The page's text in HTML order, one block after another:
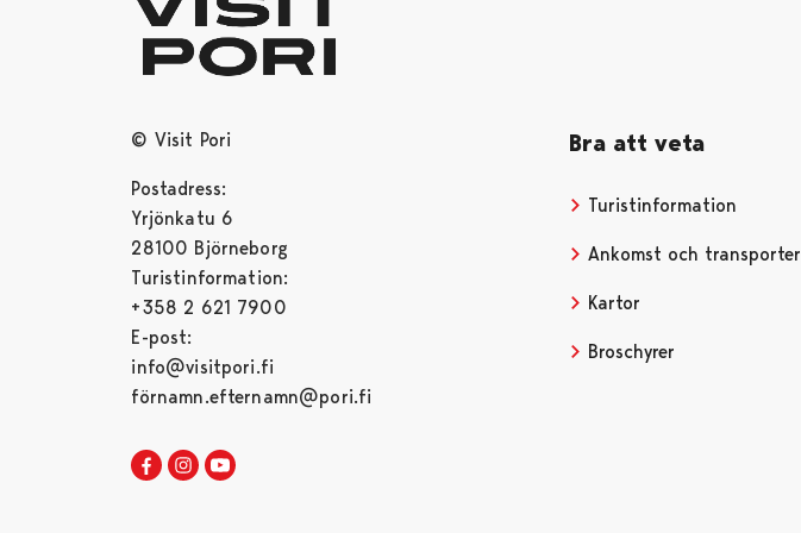
© Visit Pori
Postadress:
Yrjönkatu 6
28100 Björneborg
Turistinformation:
+358 2 621 7900
E-post:
info@visitpori.fi
förnamn.efternamn@pori.fi
Visit Pori in Facebook
Opens in a new tab
Visit Pori in Instagram
Opens in a new tab
Bra att veta
Turistinformation
Ankomst och transporter
Kartor
Broschyrer